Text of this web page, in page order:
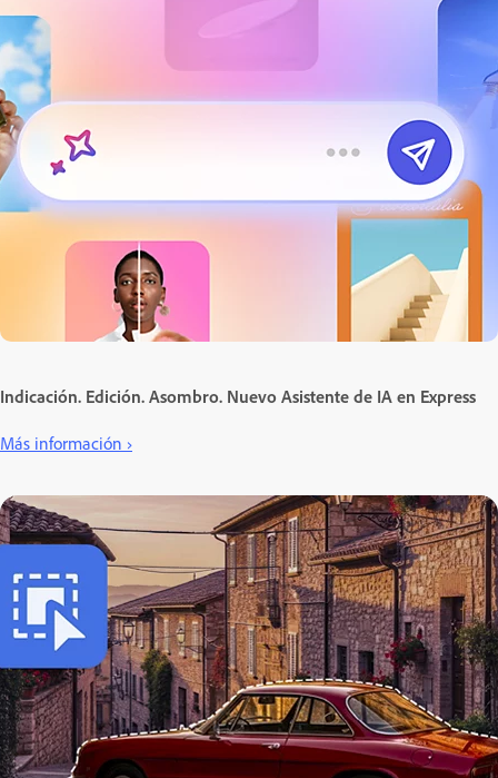
Indicación. Edición. Asombro. Nuevo Asistente de IA en Express
Más información ›